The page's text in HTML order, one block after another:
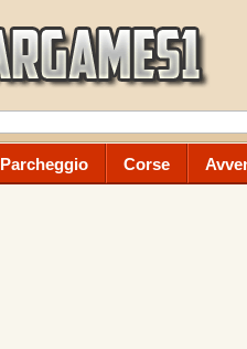
Parcheggio Corse